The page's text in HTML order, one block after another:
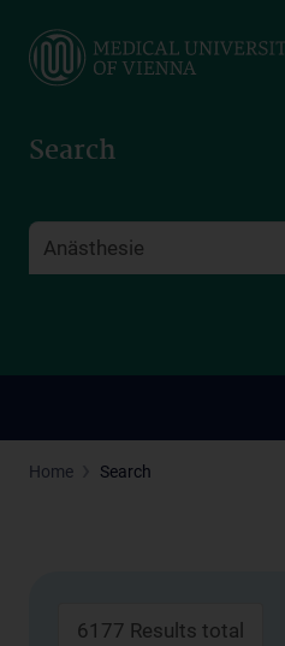
main
Search
Home Search
6177 Results total